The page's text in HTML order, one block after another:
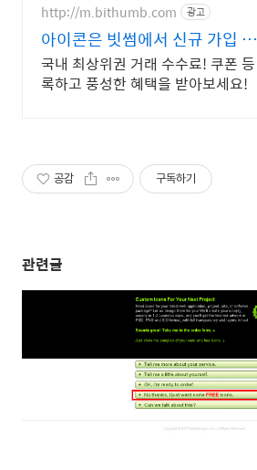
http://m.bithumb.com 광고
아이콘은 빗썸에서 신규 가입 시
5만원 혜택
국내 최상위권 거래 수수료! 쿠폰 등
록하고 풍성한 혜택을 받아보세요!
공감 구독하기
관련글